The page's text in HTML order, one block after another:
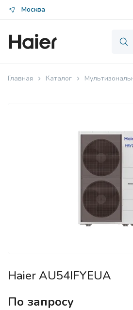
Москва
Главная Каталог
Haier AU54IFYEUA
По запросу